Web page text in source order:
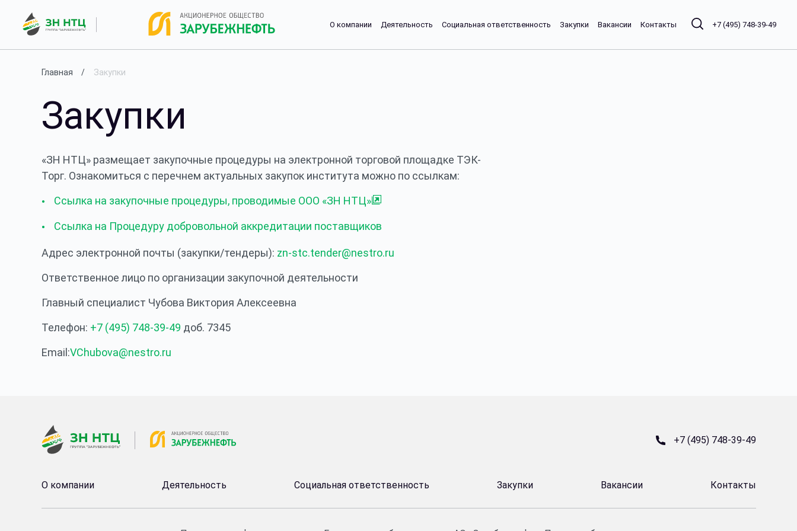
О компании Деятельность Социальная ответственность Закупки Вакансии Контакты +7 (495) 748-39-49
Главная Закупки
Закупки
«ЗН НТЦ» размещает закупочные процедуры на электронной торговой площадке ТЭК-
Торг. Ознакомиться с перечнем актуальных закупок института можно по ссылкам:
Ссылка на закупочные процедуры, проводимые ООО «ЗН НТЦ»
Ссылка на Процедуру добровольной аккредитации поставщиков
Адрес электронной почты (закупки/тендеры): zn-stc.tender@nestro.ru
Ответственное лицо по организации закупочной деятельности
Главный специалист Чубова Виктория Алексеевна
Телефон: +7 (495) 748-39-49 доб. 7345
Email:VChubova@nestro.ru
+7 (495) 748-39-49
О компании Деятельность Социальная ответственность Закупки Вакансии Контакты